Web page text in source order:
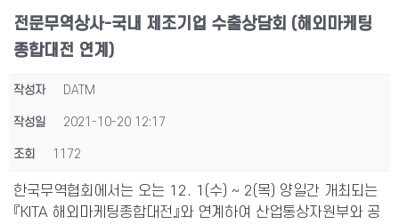
전문무역상사-국내 제조기업 수출상담회 (해외마케팅
종합대전 연계)
작성자 DATM
작성일 2021-10-20 12:17
조회 1172
한국무역협회에서는 오는 12. 1(수) ~ 2(목) 양일간 개최되는
『KITA 해외마케팅종합대전』와 연계하여 산업통상자원부와 공